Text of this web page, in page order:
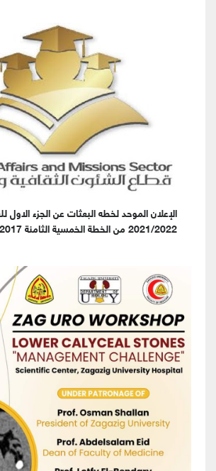
الإعلان الموحد لخطه البعثات عن الجزء الاول
2021/2022 من الخطة الخمسية الثامنة 2017- 2022